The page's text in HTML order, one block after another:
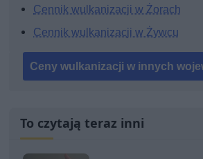
Cennik wulkanizacji w Żorach
Cennik wulkanizacji w Żywcu
Ceny wulkanizacji w innych
To czytają teraz inni